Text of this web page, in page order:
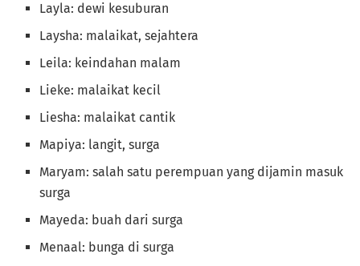
Layla: dewi kesuburan
Laysha: malaikat, sejahtera
Leila: keindahan malam
Lieke: malaikat kecil
Liesha: malaikat cantik
Mapiya: langit, surga
Maryam: salah satu perempuan yang dijamin masuk
surga
Mayeda: buah dari surga
Menaal: bunga di surga